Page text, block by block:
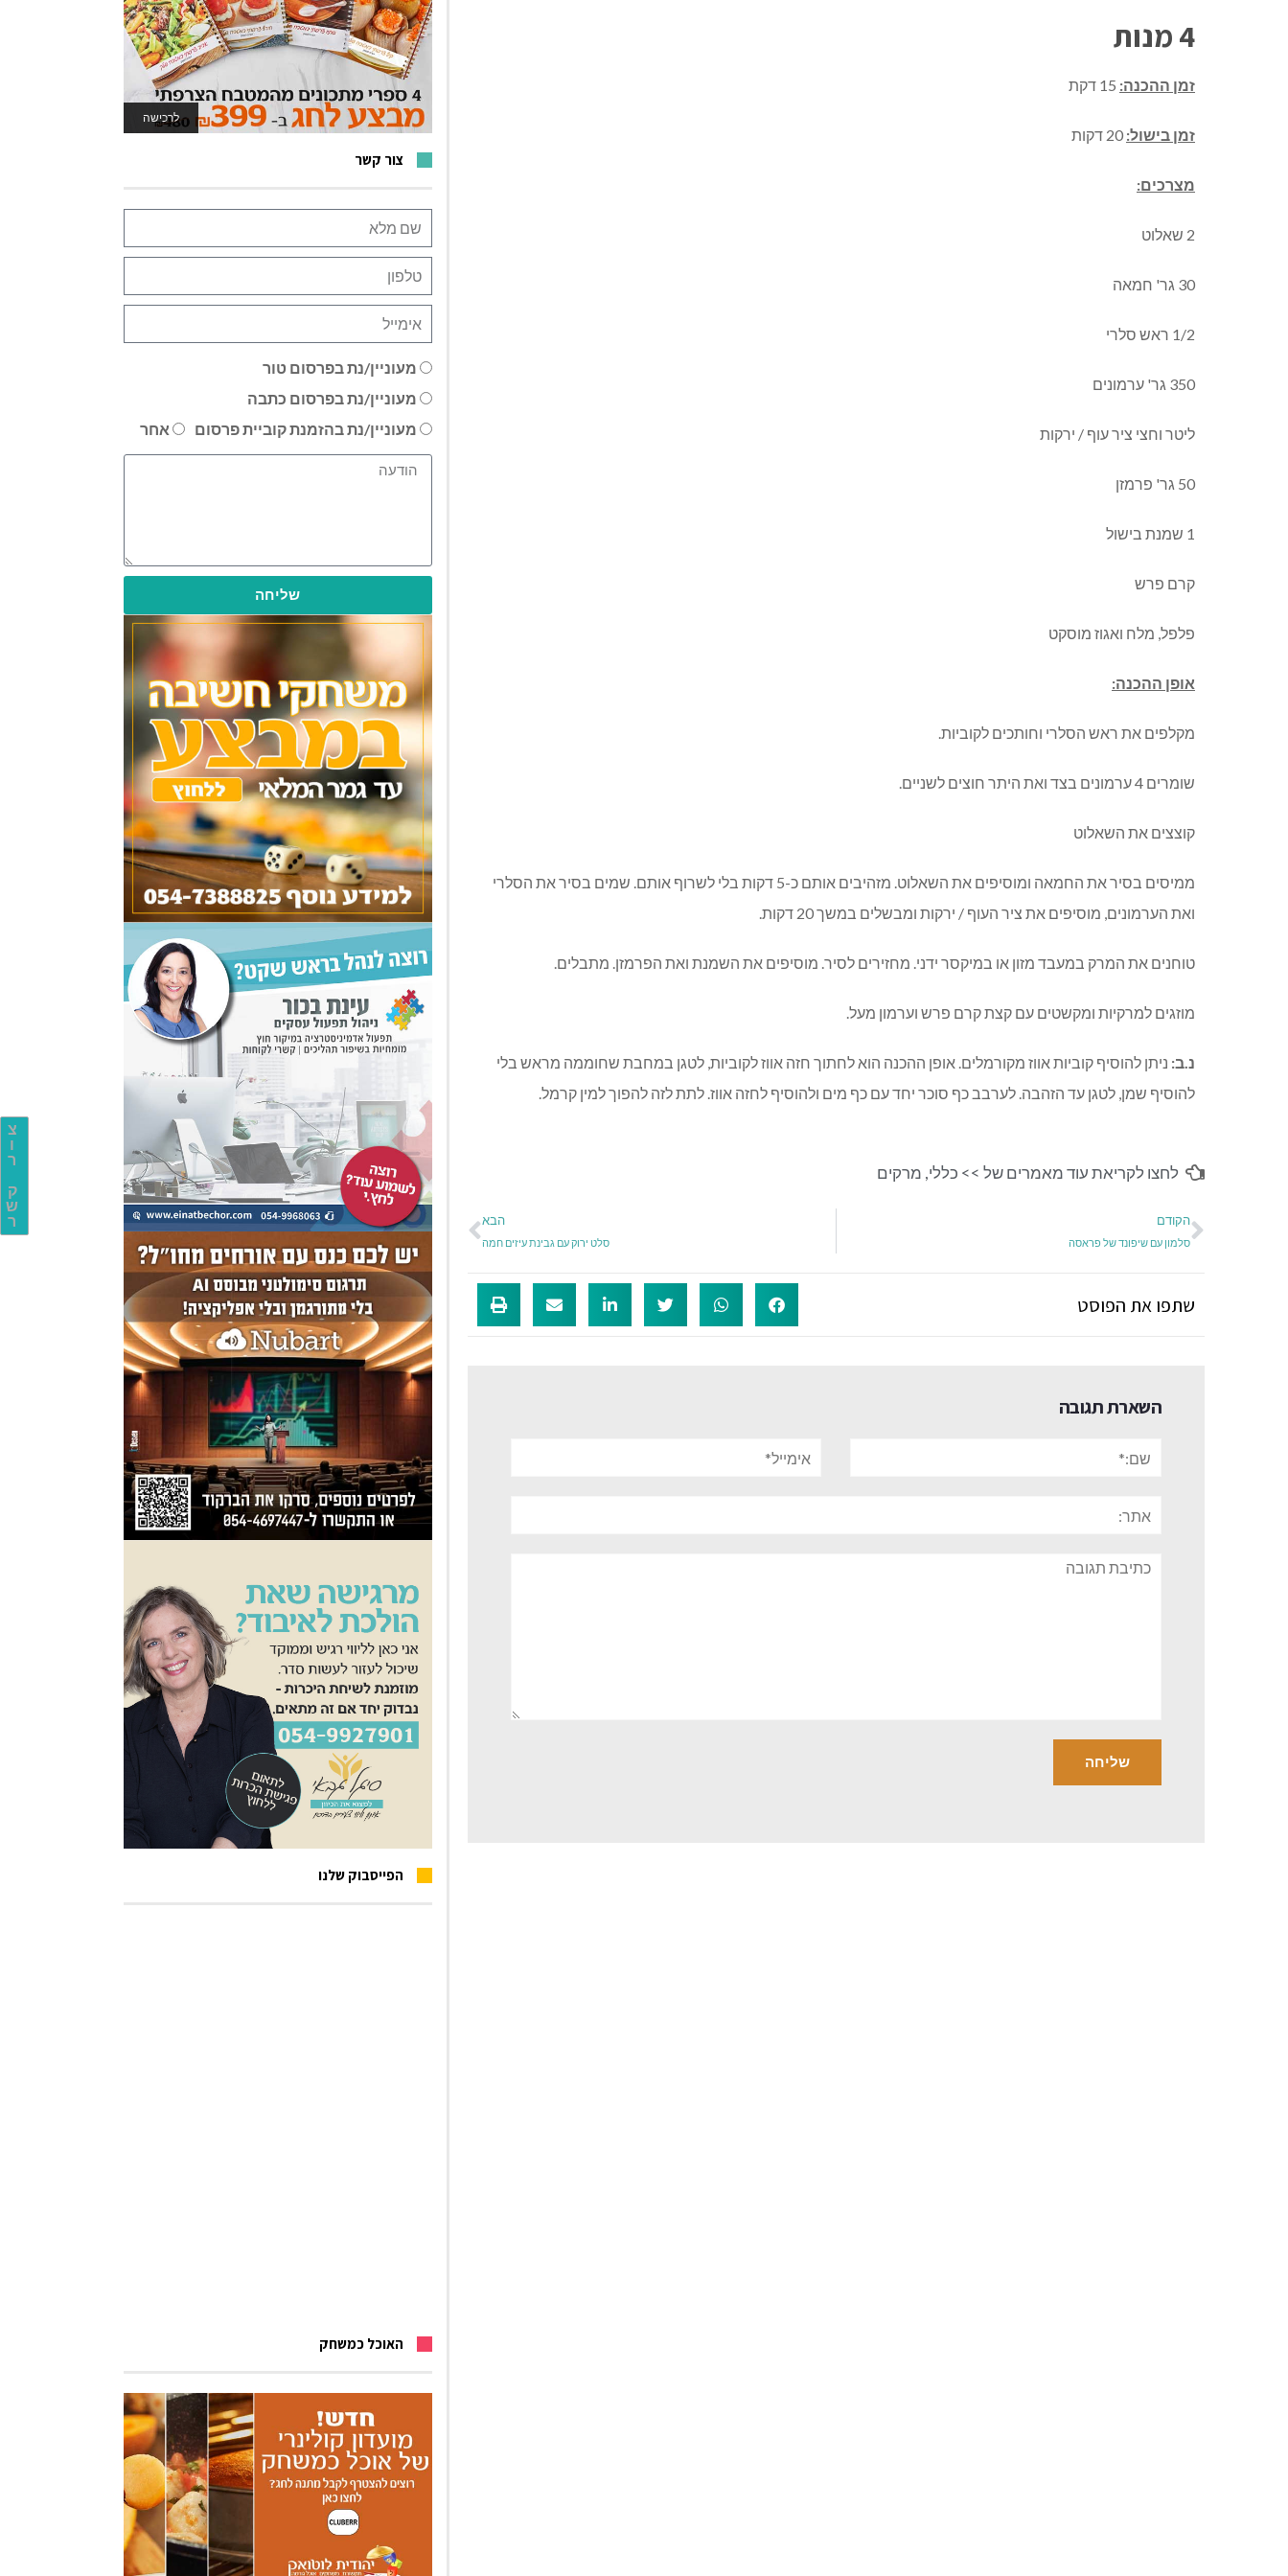
צ
ו
ר
ק
ש
ר
4 מנות
זמן ההכנה:
זמן בישול:
מצרכים:
2 שאלוט
30 גר' חמאה
1/2 ראש סלרי
350 גר' ערמונים
ליטר וחצי ציר עוף / ירקות
50 גר' פרמזן
1 שמנת בישול
קרם פרש
פלפל, מלח ואגוז מוסקט
אופן ההכנה:
מקלפים את ראש הסלרי וחותכים לקוביות.
שומרים 4 ערמונים בצד ואת היתר חוצים לשניים.
קוצצים את השאלוט
ממיסים בסיר את החמאה ומוסיפים את השאלוט. מזהיבים אותם כ-5 דקות בלי לשרוף אותם. שמים בסיר את הסלרי
ואת הערמונים, מוסיפים את ציר העוף / ירקות ומבשלים במשך 20 דקות.
טוחנים את המרק במעבד מזון או במיקסר ידני. מחזירים לסיר. מוסיפים את השמנת ואת הפרמזן. מתבלים.
מוזגים למרקיות ומקשטים עם קצת קרם פרש וערמון מעל.
נ.ב: ניתן להוסיף קוביות אווז מקורמלים. אופן ההכנה הוא לחתוך חזה אווז לקוביות, לטגן במחבת שחוממה מראש בלי
להוסיף שמן, לטגן עד הזהבה. לערבב כף סוכר יחד עם כף מים ולהוסיף לחזה אווז. לתת לזה להפוך למין קרמל.
לחצו לקריאת עוד מאמרים של >> כללי, מרקים
הקודם
סלמון עם שיפונד של פראסה
הבא
סלט ירוק עם גבינת עיזים חמה
שתפו את הפוסט
השארת תגובה
תגובה
לרכישה
לאתר המשחקים
צור קשר
מעוניין/נת בפרסום טור
מעוניין/נת בפרסום כתבה
מעוניין/נת בהזמנת קוביית פרסום
אחר
שליחה
הפייסבוק שלנו
האוכל כמשחק